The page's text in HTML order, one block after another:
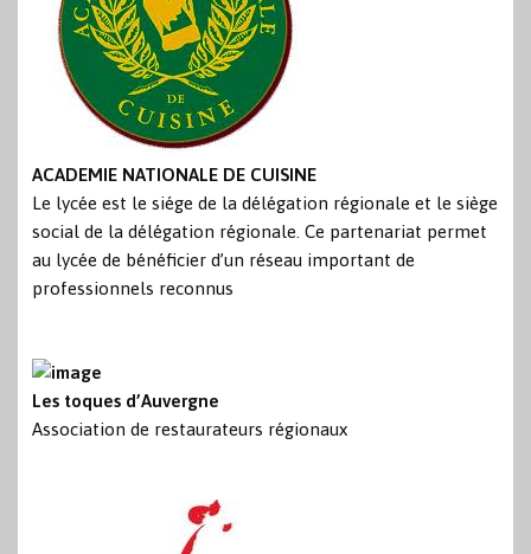
ACADEMIE NATIONALE DE CUISINE
Le lycée est le siége de la délégation régionale et le siège
social de la délégation régionale. Ce partenariat permet
au lycée de bénéficier d’un réseau important de
professionnels reconnus
Les toques d’Auvergne
Association de restaurateurs régionaux